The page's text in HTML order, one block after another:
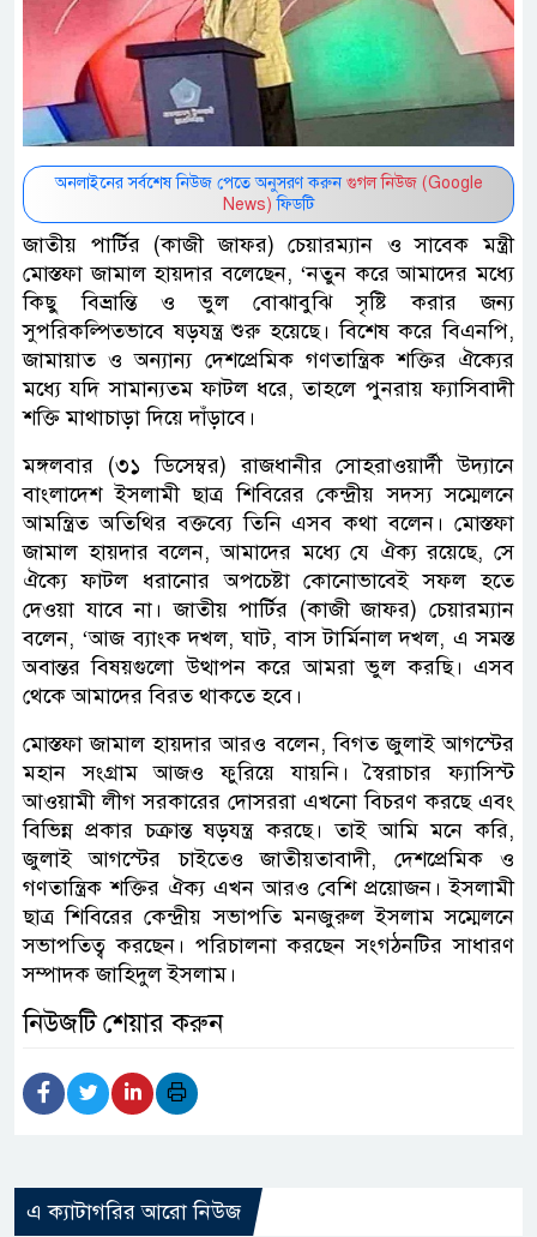
অনলাইনের সর্বশেষ নিউজ পেতে অনুসরণ করুন গুগল নিউজ (Google
News) ফিডটি
জাতীয় পার্টির (কাজী জাফর) চেয়ারম্যান ও সাবেক মন্ত্রী
মোস্তফা জামাল হায়দার বলেছেন, ‘নতুন করে আমাদের মধ্যে
কিছু বিভ্রান্তি ও ভুল বোঝাবুঝি সৃষ্টি করার জন্য
সুপরিকল্পিতভাবে ষড়যন্ত্র শুরু হয়েছে। বিশেষ করে বিএনপি,
জামায়াত ও অন্যান্য দেশপ্রেমিক গণতান্ত্রিক শক্তির ঐক্যের
মধ্যে যদি সামান্যতম ফাটল ধরে, তাহলে পুনরায় ফ্যাসিবাদী
শক্তি মাথাচাড়া দিয়ে দাঁড়াবে।
মঙ্গলবার (৩১ ডিসেম্বর) রাজধানীর সোহরাওয়ার্দী উদ্যানে
বাংলাদেশ ইসলামী ছাত্র শিবিরের কেন্দ্রীয় সদস্য সম্মেলনে
আমন্ত্রিত অতিথির বক্তব্যে তিনি এসব কথা বলেন। মোস্তফা
জামাল হায়দার বলেন, আমাদের মধ্যে যে ঐক্য রয়েছে, সে
ঐক্যে ফাটল ধরানোর অপচেষ্টা কোনোভাবেই সফল হতে
দেওয়া যাবে না। জাতীয় পার্টির (কাজী জাফর) চেয়ারম্যান
বলেন, ‘আজ ব্যাংক দখল, ঘাট, বাস টার্মিনাল দখল, এ সমস্ত
অবান্তর বিষয়গুলো উত্থাপন করে আমরা ভুল করছি। এসব
থেকে আমাদের বিরত থাকতে হবে।
মোস্তফা জামাল হায়দার আরও বলেন, বিগত জুলাই আগস্টের
মহান সংগ্রাম আজও ফুরিয়ে যায়নি। স্বৈরাচার ফ্যাসিস্ট
আওয়ামী লীগ সরকারের দোসররা এখনো বিচরণ করছে এবং
বিভিন্ন প্রকার চক্রান্ত ষড়যন্ত্র করছে। তাই আমি মনে করি,
জুলাই আগস্টের চাইতেও জাতীয়তাবাদী, দেশপ্রেমিক ও
গণতান্ত্রিক শক্তির ঐক্য এখন আরও বেশি প্রয়োজন। ইসলামী
ছাত্র শিবিরের কেন্দ্রীয় সভাপতি মনজুরুল ইসলাম সম্মেলনে
সভাপতিত্ব করছেন। পরিচালনা করছেন সংগঠনটির সাধারণ
সম্পাদক জাহিদুল ইসলাম।
নিউজটি শেয়ার করুন
এ ক্যাটাগরির আরো নিউজ